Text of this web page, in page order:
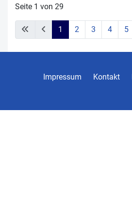
Seite 1 von 29
1 2 3 4 5
Impressum Kontakt